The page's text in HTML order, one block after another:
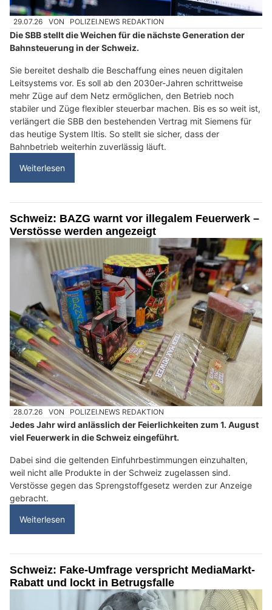
29.07.26 VON POLIZEI.NEWS REDAKTION
Die SBB stellt die Weichen für die nächste Generation der
Bahnsteuerung in der Schweiz.
Sie bereitet deshalb die Beschaffung eines neuen digitalen
Leitsystems vor. Es soll ab den 2030er-Jahren schrittweise
mehr Züge auf dem Netz ermöglichen, den Betrieb noch
stabiler und Züge flexibler steuerbar machen. Bis es so weit ist,
verlängert die SBB den bestehenden Vertrag mit Siemens für
das heutige System Iltis. So stellt sie sicher, dass der
Bahnbetrieb weiterhin zuverlässig läuft.
Weiterlesen
Schweiz: BAZG warnt vor illegalem Feuerwerk –
Verstösse werden angezeigt
28.07.26 VON POLIZEI.NEWS REDAKTION
Jedes Jahr wird anlässlich der Feierlichkeiten zum 1. August
viel Feuerwerk in die Schweiz eingeführt.
Dabei sind die geltenden Einfuhrbestimmungen einzuhalten,
weil nicht alle Produkte in der Schweiz zugelassen sind.
Verstösse gegen das Sprengstoffgesetz werden zur Anzeige
gebracht.
Weiterlesen
Schweiz: Fake-Umfrage verspricht MediaMarkt-
Rabatt und lockt in Betrugsfalle